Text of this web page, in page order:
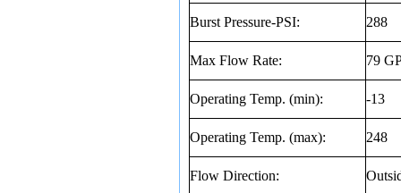
Burst Pressure-PSI: 288
Max Flow Rate: 79
Operating Temp. (min): -13
Operating Temp. (max): 248
Flow Direction: